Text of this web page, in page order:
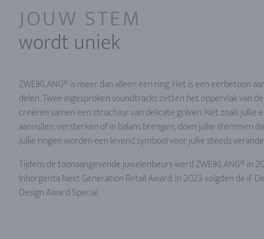
JOUW STEM
wordt uniek
ZWEIKLANG® is meer dan alleen een ring. Het is een eerbetoon
delen. Twee ingesproken soundtracks zetten het oppervlak van
creëren samen een structuur van delicate golven. Net zoals jullie
aanvullen, versterken of in balans brengen, doen jullie stemmen
Jullie ringen worden een levend symbool voor jullie steeds
Tijdens de toonaangevende juwelenbeurs werd ZWEIKLANG® in
Inhorgenta Next Generation Retail Award. In 2023 volgden de iF
Design Award Special.